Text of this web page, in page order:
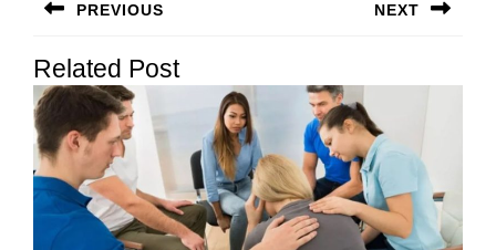
по
записям
PREVIOUS
запись:
NEXT
запись:
Related Post